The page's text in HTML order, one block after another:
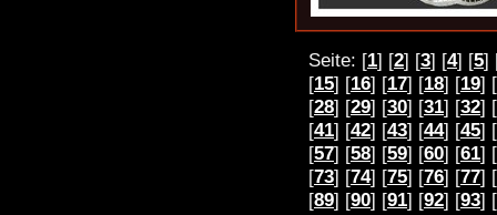
Seite: [1] [2] [3] [4] [5]
[15] [16] [17] [18] [19] [
[28] [29] [30] [31] [32] [
[41] [42] [43] [44] [45] [
[57] [58] [59] [60] [61] [
[73] [74] [75] [76] [77] [
[89] [90] [91] [92] [93] [